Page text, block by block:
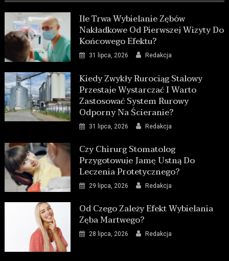
Ile Trwa Wybielanie Zębów
Nakładkowe Od Pierwszej Wizyty Do
Końcowego Efektu?
31 lipca, 2026 Redakcja
Kiedy Zwykły Rurociąg Stalowy
Przestaje Wystarczać I Warto
Zastosować System Rurowy
Odporny Na Ścieranie?
31 lipca, 2026 Redakcja
Czy Chirurg Stomatolog
Przygotowuje Jamę Ustną Do
Leczenia Protetycznego?
29 lipca, 2026 Redakcja
Od Czego Zależy Efekt Wybielania
Zęba Martwego?
28 lipca, 2026 Redakcja